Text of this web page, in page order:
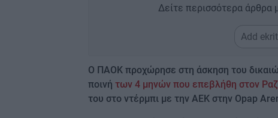
Δείτε περισσότερα άρθρα
Add
Ο ΠΑΟΚ προχώρησε στη άσκηση του
ποινή των 4 μηνών που επεβλήθη στον
του στο ντέρμπι με την ΑΕΚ στην Opap